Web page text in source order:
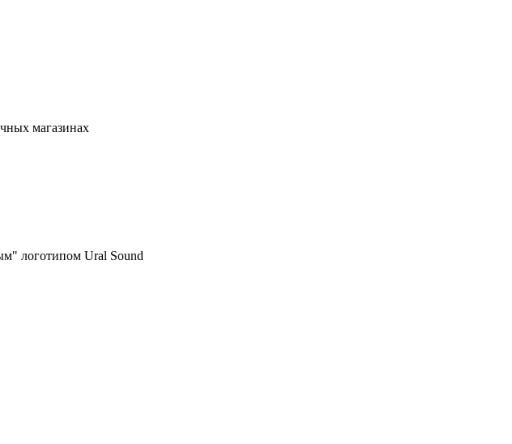
магазинах
логотипом Ural Sound